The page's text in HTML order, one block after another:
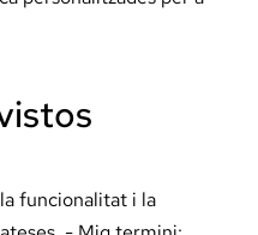
funcionalitat i la